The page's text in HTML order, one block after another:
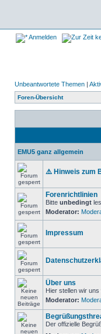
Anmelden
Unbeantwortete Themen |
Foren-Übersicht
EMU5 ganz allgemein
⚠️ Hinweis zum
Forenrichtlinien
Bitte unbedingt
Moderator:
Impressum
Über uns
Hier stellen wir uns
Moderator:
Der offizielle